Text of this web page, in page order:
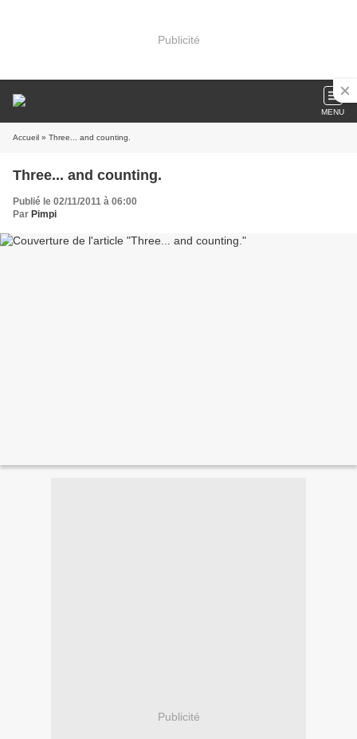
Publicité
MENU
Accueil » Three... and counting.
Three... and counting.
Publié le 02/11/2011 à 06:00
Par Pimpi
Publicité